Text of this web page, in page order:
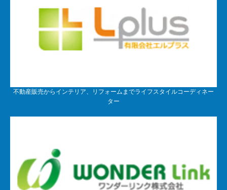
不動産販売からインテリア、リフォームまでライフスタイルコーディネー
ター